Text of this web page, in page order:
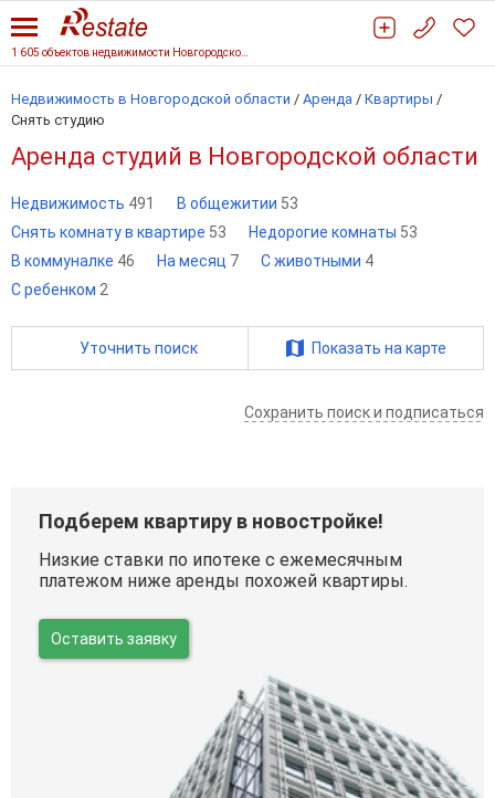
Недвижимость в Новгородской области / Аренда / Квартиры /
Снять студию
Аренда студий в Новгородской области
Недвижимость 491 В общежитии 53
Снять комнату в квартире 53 Недорогие комнаты 53
В коммуналке 46 На месяц 7 С животными 4
С ребенком 2
Уточнить поиск Показать на карте
Сохранить поиск и подписаться
Подберем квартиру в новостройке!
Низкие ставки по ипотеке с ежемесячным
платежом ниже аренды похожей квартиры.
Оставить заявку